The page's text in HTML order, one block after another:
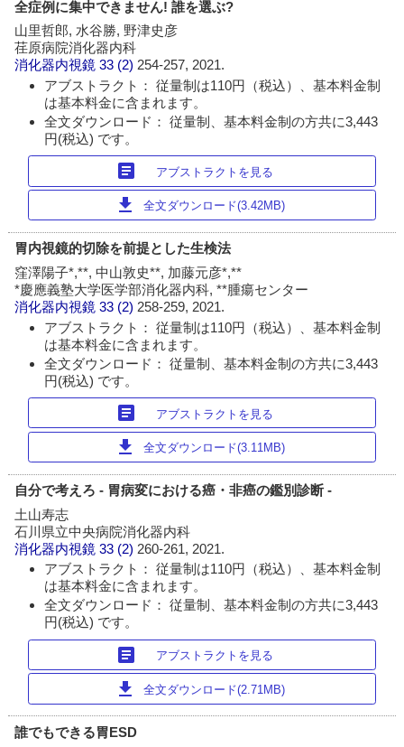
全症例に集中できません! 誰を選ぶ?
山里哲郎, 水谷勝, 野津史彦
荏原病院消化器内科
消化器内視鏡 33 (2) 254-257, 2021.
アブストラクト： 従量制は110円（税込）、基本料金制
は基本料金に含まれます。
全文ダウンロード： 従量制、基本料金制の方共に3,443
円(税込) です。
article アブストラクトを見る
download 全文ダウンロード(3.42MB)
胃内視鏡的切除を前提とした生検法
窪澤陽子*,**, 中山敦史**, 加藤元彦*,**
*慶應義塾大学医学部消化器内科, **腫瘍センター
消化器内視鏡 33 (2) 258-259, 2021.
アブストラクト： 従量制は110円（税込）、基本料金制
は基本料金に含まれます。
全文ダウンロード： 従量制、基本料金制の方共に3,443
円(税込) です。
article アブストラクトを見る
download 全文ダウンロード(3.11MB)
自分で考えろ - 胃病変における癌・非癌の鑑別診断 -
土山寿志
石川県立中央病院消化器内科
消化器内視鏡 33 (2) 260-261, 2021.
アブストラクト： 従量制は110円（税込）、基本料金制
は基本料金に含まれます。
全文ダウンロード： 従量制、基本料金制の方共に3,443
円(税込) です。
article アブストラクトを見る
download 全文ダウンロード(2.71MB)
誰でもできる胃ESD